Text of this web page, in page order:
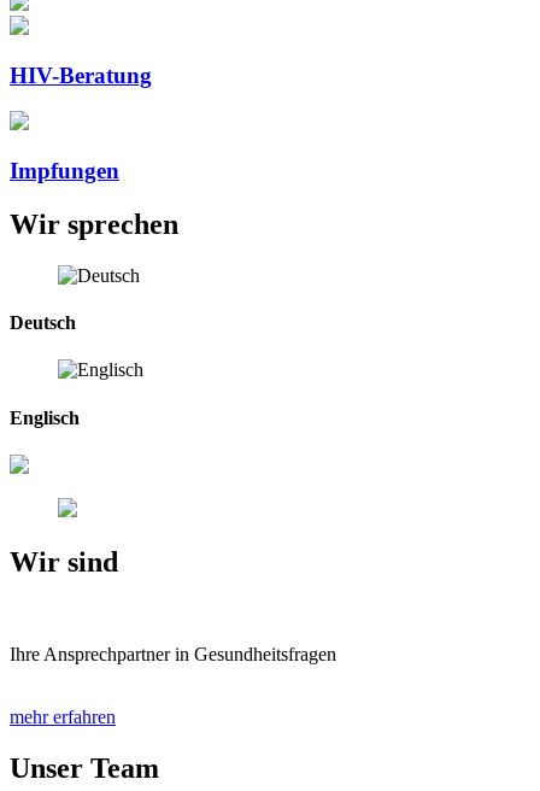
HIV-Beratung
Impfungen
Wir sprechen
Deutsch
Englisch
Wir sind
Ihre Ansprechpartner in Gesundheitsfragen
mehr erfahren
Unser Team